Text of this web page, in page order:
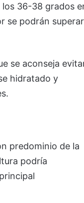
36-38 grados
se podrán superar
se aconseja
hidratado y
predominio de la
podría